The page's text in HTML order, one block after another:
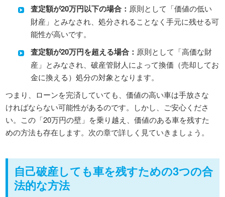
査定額が20万円以下の場合：原則として「価値の低い
財産」とみなされ、処分されることなく手元に残せる可
能性が高いです。
査定額が20万円を超える場合：原則として「高価な財
産」とみなされ、破産管財人によって換価（売却してお
金に換える）処分の対象となります。
つまり、ローンを完済していても、価値の高い車は手放さな
ければならない可能性があるのです。しかし、ご安心くださ
い。この「20万円の壁」を乗り越え、価値のある車を残すた
めの方法も存在します。次の章で詳しく見ていきましょう。
自己破産しても車を残すための3つの合
法的な方法